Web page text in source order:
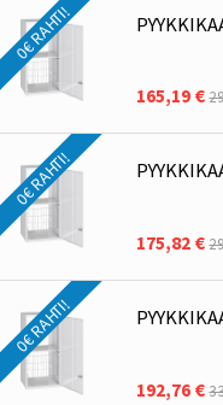
0€ RAHTI!
165,19 €
0€ RAHTI!
175,82 €
0€ RAHTI!
192,76 €